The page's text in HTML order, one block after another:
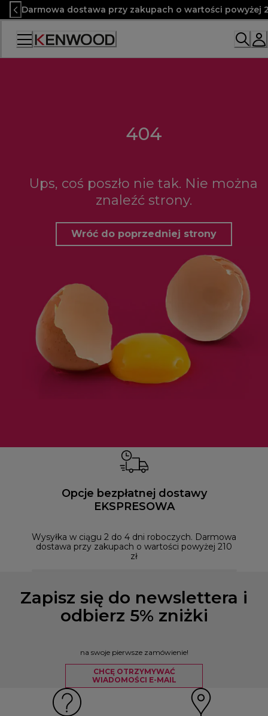
Skip
to
Content
Darmowa dostawa przy zakupach o wartości powyżej
404
Ups, coś poszło nie tak. Nie można
znaleźć strony.
Wróć do poprzedniej strony
Opcje bezpłatnej dostawy
EKSPRESOWA
Wysyłka w ciągu 2 do 4 dni roboczych. Darmowa
dostawa przy zakupach o wartości powyżej 210
zł
Zapisz się do newslettera i
odbierz 5% zniżki
na swoje pierwsze zamówienie!
CHCĘ OTRZYMYWAĆ
WIADOMOŚCI E-MAIL